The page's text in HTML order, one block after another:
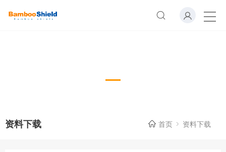
资料下载 首页 资料下载